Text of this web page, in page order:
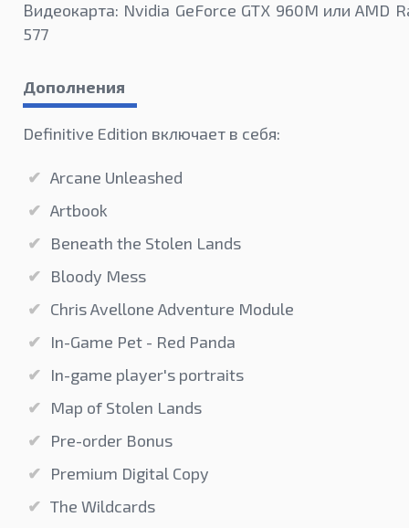
Видеокарта: Nvidia GeForce GTX 960M или AMD
577
Дополнения
Definitive Edition включает в себя:
Arcane Unleashed
Artbook
Beneath the Stolen Lands
Bloody Mess
Chris Avellone Adventure Module
In-Game Pet - Red Panda
In-game player's portraits
Map of Stolen Lands
Pre-order Bonus
Premium Digital Copy
The Wildcards